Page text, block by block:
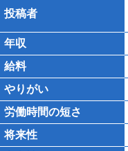
投稿者
年収
給料
やりがい
労働時間の短さ
将来性